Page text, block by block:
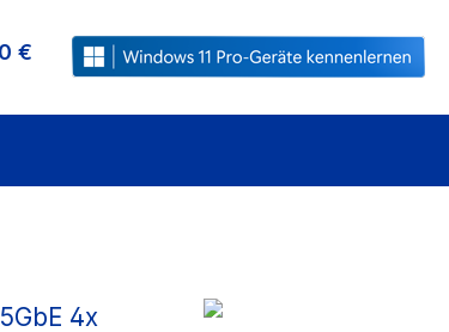
€ Warenkorb enthält 0 Positionen. Der
4x